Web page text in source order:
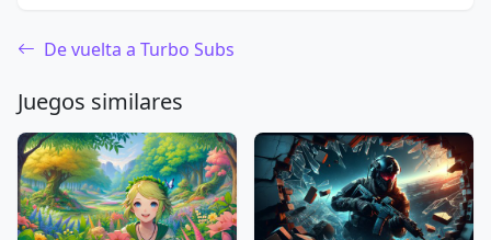
De vuelta a Turbo Subs
Juegos similares